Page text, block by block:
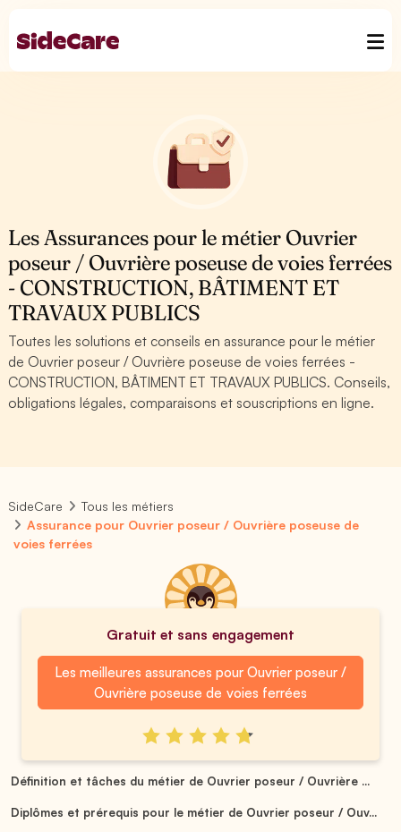
Les Assurances pour le métier Ouvrier
poseur / Ouvrière poseuse de voies ferrées
- CONSTRUCTION, BÂTIMENT ET
TRAVAUX PUBLICS
Toutes les solutions et conseils en assurance pour le métier
de Ouvrier poseur / Ouvrière poseuse de voies ferrées -
CONSTRUCTION, BÂTIMENT ET TRAVAUX PUBLICS. Conseils,
obligations légales, comparaisons et souscriptions en ligne.
SideCare
Tous les métiers
Assurance pour Ouvrier poseur / Ouvrière poseuse de
voies ferrées
Gratuit et sans engagement
Les meilleures assurances pour Ouvrier poseur /
Ouvrière poseuse de voies ferrées
Définition et tâches du métier de Ouvrier poseur / Ouvrière ...
Diplômes et prérequis pour le métier de Ouvrier poseur / Ouv...